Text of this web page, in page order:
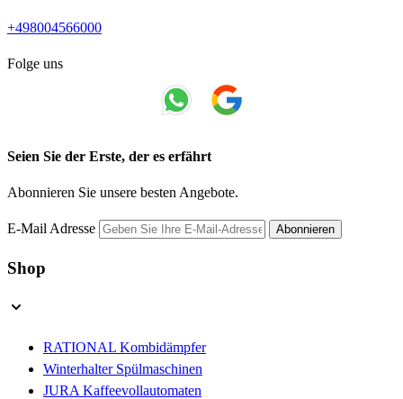
+498004566000
Folge uns
Seien Sie der Erste, der es erfährt
Abonnieren Sie unsere besten Angebote.
E-Mail Adresse Abonnieren
Shop
RATIONAL Kombidämpfer
Winterhalter Spülmaschinen
JURA Kaffeevollautomaten